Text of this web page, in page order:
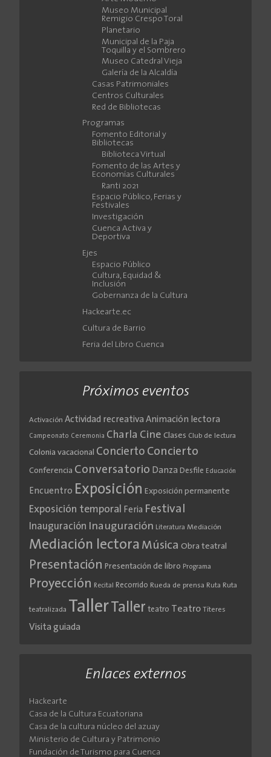
Museo Municipal
Remigio Crespo Toral
Planetario
Municipal de la Paja
Toquilla y el Sombrero
Museo Catedral Vieja
Galería de la Alcaldía
Casas Patrimoniales
Centros Culturales
Red de Bibliotecas
Programas
Fomento Editorial y
Bibliotecas
Biblioteca Virtual
Fomento de las Artes y
Economías Culturales
Ranti 2021
Espacio Público, Ferias y
Festivales
Investigación
Cuenca Activa y
Deportiva
Ejes
Espacio Público
Cultura, Equidad &
Inclusión
Gobernanza de la Cultura
Hackearte.ec
Cultura de Barrio
Feria del Libro Cuenca
Próximos eventos
Activación Actividad recreativa Animación lectora
Campeonato Ceremonia Charla Cine Clases Club de lectura
Colonia vacacional Concierto Concierto
Conferencia Conversatorio Danza Desfile Educación
Encuentro Exposición Exposición permanente
Exposición temporal Feria Festival
Inauguración Inauguración Literatura Mediación
Mediación lectora Música Obra teatral
Presentación Presentación de libro Programa
Proyección Recital Recorrido Rueda de prensa Ruta Ruta
teatralizada Taller Taller teatro Teatro Títeres
Visita guiada
Enlaces externos
Hackearte
Casa de la Cultura Ecuatoriana
Casa de la cultura núcleo del azuay
Ministerio de Cultura y Patrimonio
Fundación de Turismo para Cuenca